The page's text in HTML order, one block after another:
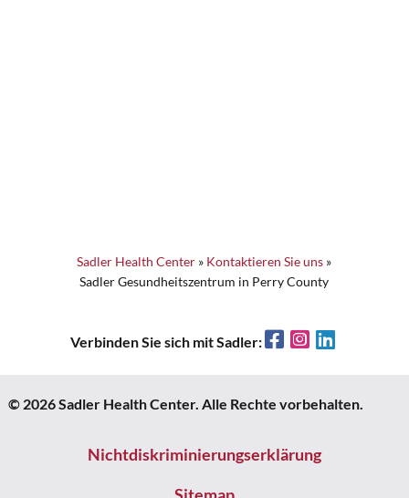
Sadler Health Center » Kontaktieren Sie uns »
Sadler Gesundheitszentrum in Perry County
Verbinden Sie sich mit Sadler: FacebookInstagram
© 2026 Sadler Health Center. Alle Rechte vorbehalten.
Nichtdiskriminierungserklärung